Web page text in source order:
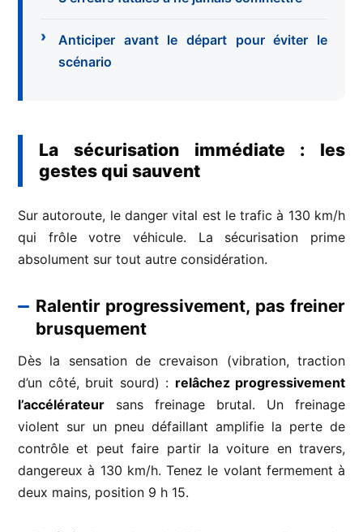
Anticiper avant le départ pour éviter le
scénario
La sécurisation immédiate : les
gestes qui sauvent
Sur autoroute, le danger vital est le trafic à 130 km/h
qui frôle votre véhicule. La sécurisation prime
absolument sur tout autre considération.
Ralentir progressivement, pas freiner
brusquement
Dès la sensation de crevaison (vibration, traction
d’un côté, bruit sourd) : relâchez progressivement
l’accélérateur sans freinage brutal. Un freinage
violent sur un pneu défaillant amplifie la perte de
contrôle et peut faire partir la voiture en travers,
dangereux à 130 km/h. Tenez le volant fermement à
deux mains, position 9 h 15.